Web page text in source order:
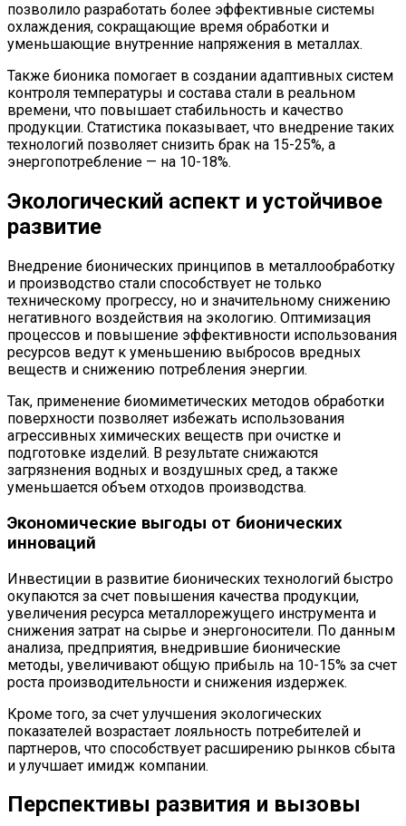
позволило разработать более эффективные системы
охлаждения, сокращающие время обработки и
уменьшающие внутренние напряжения в металлах.
Также бионика помогает в создании адаптивных систем
контроля температуры и состава стали в реальном
времени, что повышает стабильность и качество
продукции. Статистика показывает, что внедрение таких
технологий позволяет снизить брак на 15-25%, а
энергопотребление — на 10-18%.
Экологический аспект и устойчивое
развитие
Внедрение бионических принципов в металлообработку
и производство стали способствует не только
техническому прогрессу, но и значительному снижению
негативного воздействия на экологию. Оптимизация
процессов и повышение эффективности использования
ресурсов ведут к уменьшению выбросов вредных
веществ и снижению потребления энергии.
Так, применение биомиметических методов обработки
поверхности позволяет избежать использования
агрессивных химических веществ при очистке и
подготовке изделий. В результате снижаются
загрязнения водных и воздушных сред, а также
уменьшается объем отходов производства.
Экономические выгоды от бионических
инноваций
Инвестиции в развитие бионических технологий быстро
окупаются за счет повышения качества продукции,
увеличения ресурса металлорежущего инструмента и
снижения затрат на сырье и энергоносители. По данным
анализа, предприятия, внедрившие бионические
методы, увеличивают общую прибыль на 10-15% за счет
роста производительности и снижения издержек.
Кроме того, за счет улучшения экологических
показателей возрастает лояльность потребителей и
партнеров, что способствует расширению рынков сбыта
и улучшает имидж компании.
Перспективы развития и вызовы